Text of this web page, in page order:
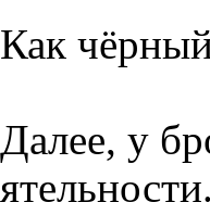
Как
Далее, у